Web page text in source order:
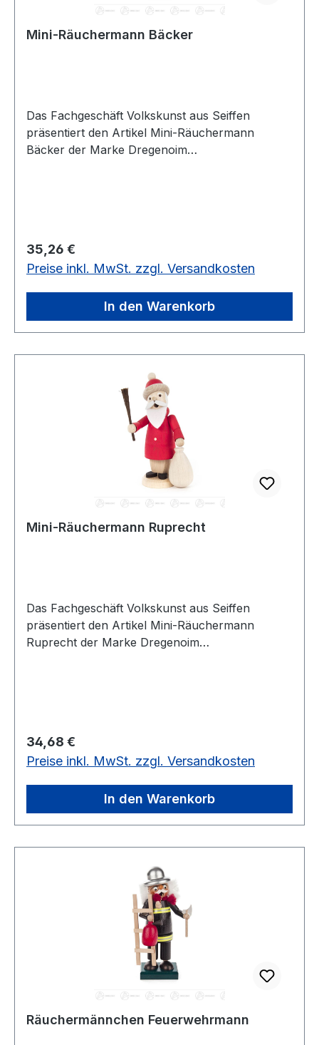
Mini-Räuchermann Bäcker
Das Fachgeschäft Volkskunst aus Seiffen
präsentiert den Artikel Mini-Räuchermann
Bäcker der Marke Dregenoim
Regulärer Preis:
35,26 €
Preise inkl. MwSt. zzgl. Versandkosten
In den Warenkorb
Mini-Räuchermann Ruprecht
Das Fachgeschäft Volkskunst aus Seiffen
präsentiert den Artikel Mini-Räuchermann
Ruprecht der Marke Dregenoim
Regulärer Preis:
34,68 €
Preise inkl. MwSt. zzgl. Versandkosten
In den Warenkorb
Räuchermännchen Feuerwehrmann